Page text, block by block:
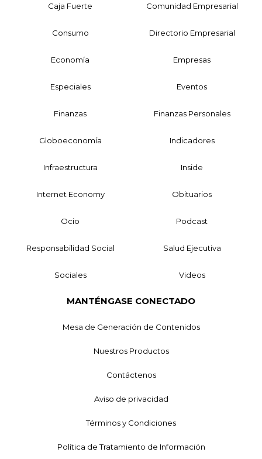
Caja Fuerte Comunidad Empresarial
Consumo Directorio Empresarial
Economía Empresas
Especiales Eventos
Finanzas Finanzas Personales
Globoeconomía Indicadores
Infraestructura Inside
Internet Economy Obituarios
Ocio Podcast
Responsabilidad Social Salud Ejecutiva
Sociales Videos
MANTÉNGASE CONECTADO
Mesa de Generación de Contenidos
Nuestros Productos
Contáctenos
Aviso de privacidad
Términos y Condiciones
Política de Tratamiento de Información